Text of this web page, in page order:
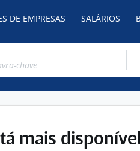
DE EMPRESAS SALÁRIOS
mais